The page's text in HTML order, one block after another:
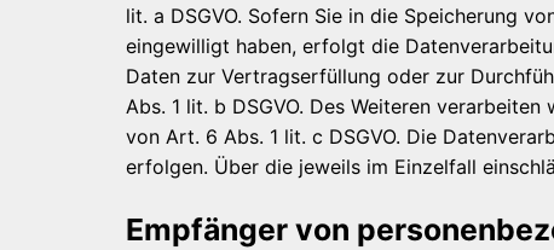
lit. a DSGVO. Sofern Sie in die Speicherung
eingewilligt haben, erfolgt die
Daten zur Vertragserfüllung oder zur
Abs. 1 lit. b DSGVO. Des Weiteren
von Art. 6 Abs. 1 lit. c DSGVO. Die
erfolgen. Über die jeweils im Einzelfall
Empfänger von